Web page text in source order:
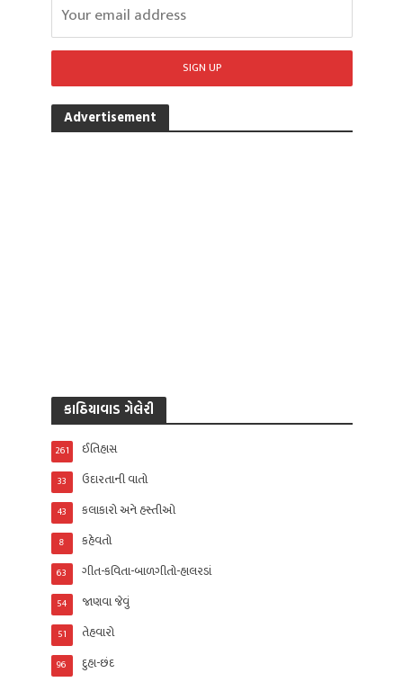
Advertisement
કાઠિયાવાડ ગેલેરી
ઈતિહાસ
261
ઉદારતાની વાતો
33
કલાકારો અને હસ્તીઓ
43
કહેવતો
8
ગીત-કવિતા-બાળગીતો-હાલરડાં
63
જાણવા જેવું
54
તેહવારો
51
દુહા-છંદ
96